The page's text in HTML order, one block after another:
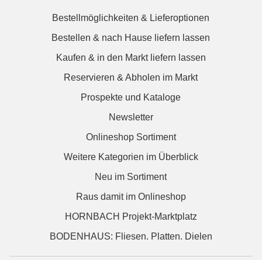
Bestellmöglichkeiten & Lieferoptionen
Bestellen & nach Hause liefern lassen
Kaufen & in den Markt liefern lassen
Reservieren & Abholen im Markt
Prospekte und Kataloge
Newsletter
Onlineshop Sortiment
Weitere Kategorien im Überblick
Neu im Sortiment
Raus damit im Onlineshop
HORNBACH Projekt-Marktplatz
BODENHAUS: Fliesen. Platten. Dielen